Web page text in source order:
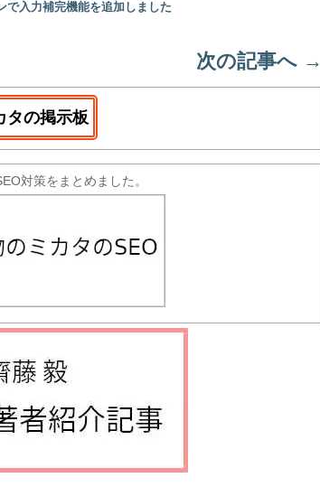
で入力補完機能を追加しました
次の記事へ →
タの掲示板
対策をまとめました。